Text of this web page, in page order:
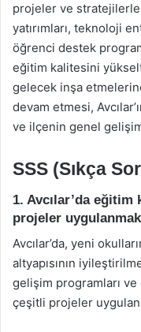
projeler ve stratejilerle
yatırımları, teknoloji
öğrenci destek
eğitim kalitesini
gelecek inşa
devam etmesi,
ve ilçenin genel
SSS (Sıkça
1. Avcılar’da
projeler
Avcılar’da, yeni
altyapısının
gelişim programları
çeşitli projeler